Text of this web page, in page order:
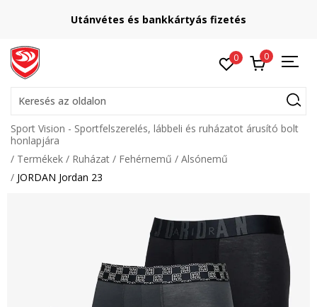
Utánvétes és bankkártyás fizetés
0 0
Keresés az oldalon
Sport Vision - Sportfelszerelés, lábbeli és ruházatot árusító bolt
honlapjára
Termékek
Ruházat Fehérnemű
Alsónemű
JORDAN Jordan 23